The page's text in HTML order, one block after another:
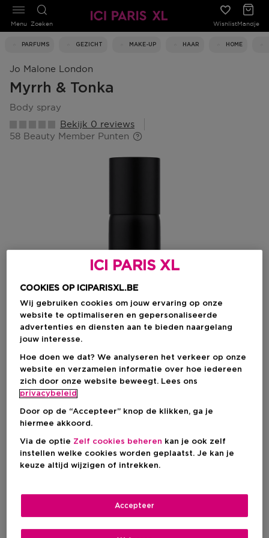
Zoeken WishlistMandje
PARFUMS GEZICHT MAKE-UP HAAR HOME
Menu
Jo Malone London
Myrrh & Tonka
body spray
Bekijk 0 reviews
58 Beauty Member Punten
125 ML
125 ML
€ 58,00
€ 58,00
ICI PARIS XL
COOKIES OP ICIPARISXL.BE
Wij gebruiken cookies om jouw ervaring op onze
website te optimaliseren en gepersonaliseerde
advertenties en diensten aan te bieden naargelang
jouw interesse.
Hoe doen we dat? We analyseren het verkeer op onze
website en verzamelen informatie over hoe iedereen
zich door onze website beweegt. Lees ons
privacybeleid
Door op de “Accepteer” knop de klikken, ga je
hiermee akkoord.
Via de optie Zelf cookies beheren kan je ook zelf
instellen welke cookies worden geplaatst. Je kan je
keuze altijd wijzigen of intrekken.
Accepteer